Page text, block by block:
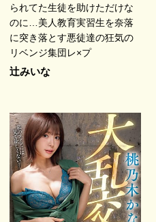
られてた生徒を助けただけな
のに…美人教育実習生を奈落
に突き落とす悪徒達の狂気の
リベンジ集団レ×プ
辻みいな